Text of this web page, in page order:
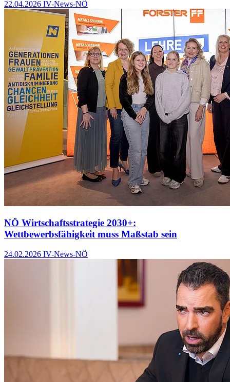
22.04.2026 IV-News-NÖ
NÖ Wirtschaftsstrategie 2030+:
Wettbewerbsfähigkeit muss Maßstab sein
24.02.2026 IV-News-NÖ